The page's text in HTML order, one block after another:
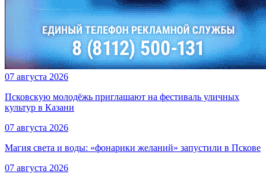
07 августа 2026
Псковскую молодёжь приглашают на фестиваль уличных
культур в Казани
07 августа 2026
Магия света и воды: «фонарики желаний» запустили в Пскове
07 августа 2026